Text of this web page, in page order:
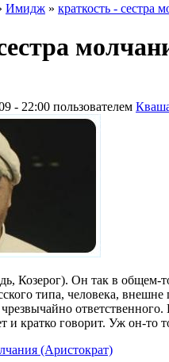
Имидж » краткость - сестра
- 22:00 пользователем
Козерог). Он так в общем-
типа, человека,
и кратко говорит. Уж он-
(Аристократ)